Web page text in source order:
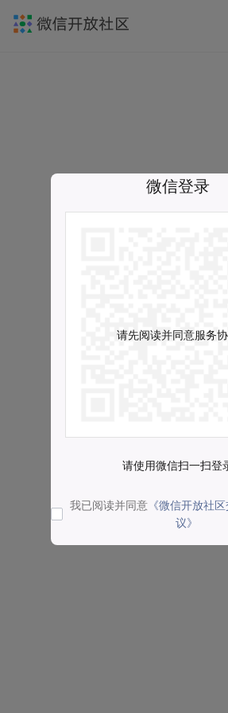
微信登录
请先阅读并同意服务
请使用微信扫一扫登
我已阅读并同意 《微信开放社
议》